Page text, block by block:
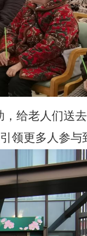
给老人们送
领更多人参与